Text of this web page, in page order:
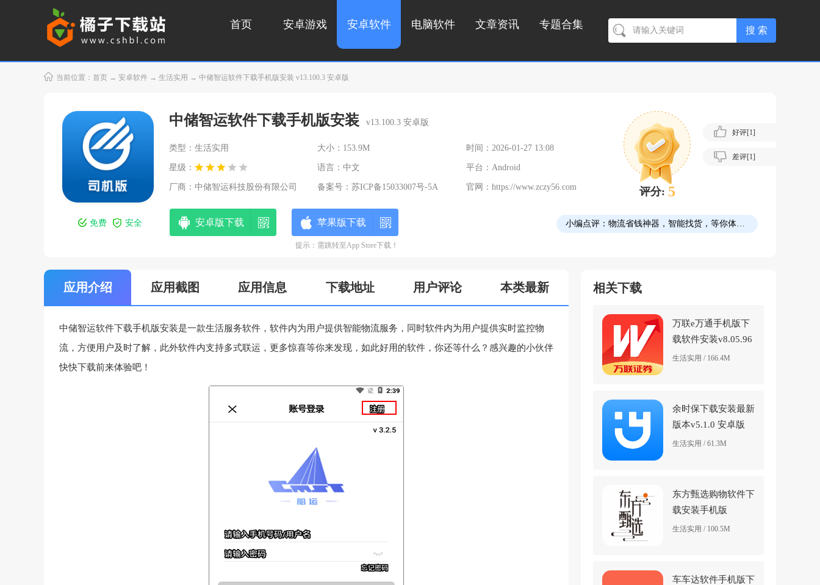
首页 安卓游戏 安卓软件 电脑软件 文章资讯 专题合集
当前位置： 首页 → 安卓软件 → 生活实用 → 中储智运软件下载手机版安装 v13.100.3 安卓版
中储智运软件下载手机版安装 v13.100.3 安卓版
类型：生活实用 大小：153.9M 时间：2026-01-27 13:08
星级： 语言：中文 平台：Android
厂商： 中储智运科技股份有限公司 备案号：苏ICP备15033007号-5A 官网： https://www.zczy56.com 评分: 5
好评[1]
差评[1]
免费 安全 安卓版下载 小编点评： 物流省钱神器，智能找货，等你体验！
苹果版下载
提示：需跳转至App Store下载！
应用介绍 应用截图 应用信息 下载地址 用户评论 本类最新
中储智运软件下载手机版安装是一款生活服务软件，软件内为用户提供智能物流服务，同时软件内为用户提供实时监控物
流，方便用户及时了解，此外软件内支持多式联运，更多惊喜等你来发现，如此好用的软件，你还等什么？感兴趣的小伙伴
快快下载前来体验吧！
相关下载
万联e万通手机版下
载软件安装v8.05.96
最新版
生活实用 / 166.4M
余时保下载安装最新
版本v5.1.0 安卓版
生活实用 / 61.3M
东方甄选购物软件下
载安装手机版
v2.27.3 安卓版
生活实用 / 100.5M
车车达软件手机版下